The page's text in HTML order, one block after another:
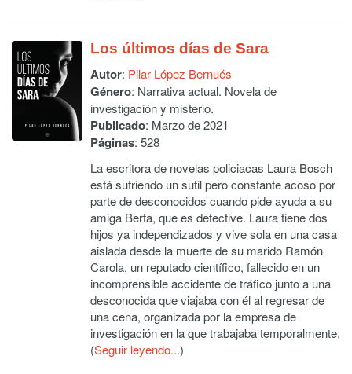
Los últimos días de Sara
Autor: Pilar López Bernués
Género: Narrativa actual. Novela de
investigación y misterio.
Publicado: Marzo de 2021
Páginas: 528
La escritora de novelas policiacas Laura Bosch
está sufriendo un sutil pero constante acoso por
parte de desconocidos cuando pide ayuda a su
amiga Berta, que es detective. Laura tiene dos
hijos ya independizados y vive sola en una casa
aislada desde la muerte de su marido Ramón
Carola, un reputado científico, fallecido en un
incomprensible accidente de tráfico junto a una
desconocida que viajaba con él al regresar de
una cena, organizada por la empresa de
investigación en la que trabajaba temporalmente.
(Seguir leyendo...)